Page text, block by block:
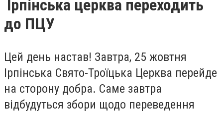
Ірпінська церква переходить
до ПЦУ
Цей день настав! Завтра, 25 жовтня
Ірпінська Свято-Троїцька Церква перейде
на сторону добра. Саме завтра
відбудуться збори щодо переведення